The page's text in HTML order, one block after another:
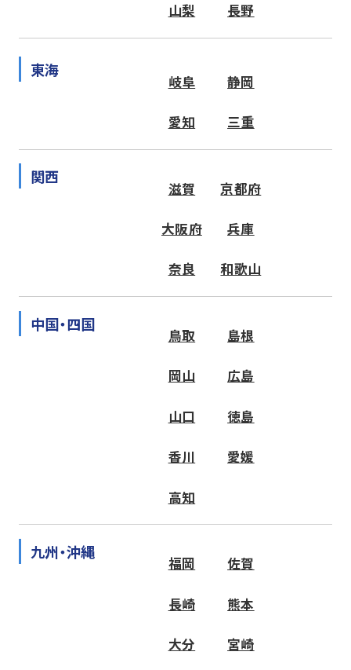
山梨 長野
東海
岐阜 静岡
愛知 三重
関西
滋賀 京都府
大阪府 兵庫
奈良 和歌山
中国・四国
鳥取 島根
岡山 広島
山口 徳島
香川 愛媛
高知
九州・沖縄
福岡 佐賀
長崎 熊本
大分 宮崎